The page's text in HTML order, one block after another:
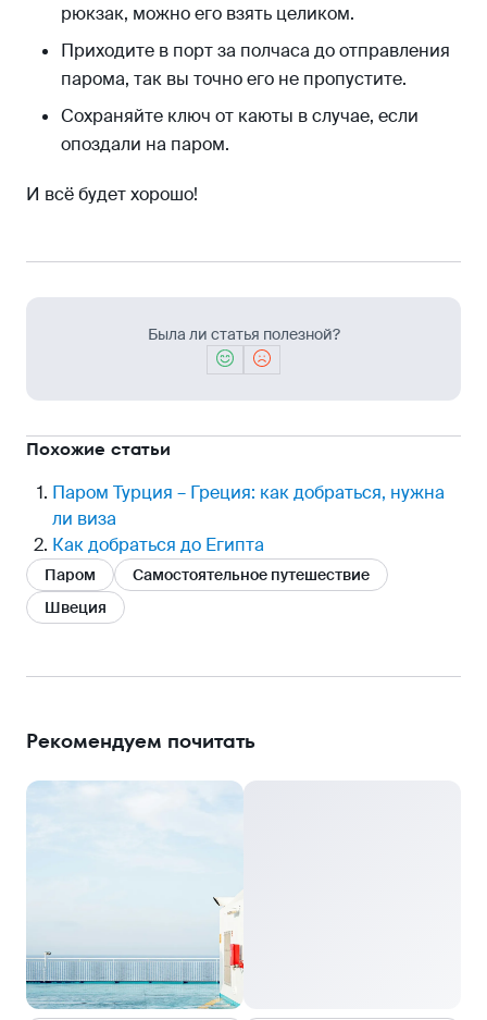
рюкзак, можно его взять целиком.
Приходите в порт за полчаса до отправления
парома, так вы точно его не пропустите.
Сохраняйте ключ от каюты в случае, если
опоздали на паром.
И всё будет хорошо!
Была ли статья полезной?
Похожие статьи
Паром Турция – Греция: как добраться, нужна
ли виза
Как добраться до Египта
Паром
Самостоятельное путешествие
Швеция
Рекомендуем почитать